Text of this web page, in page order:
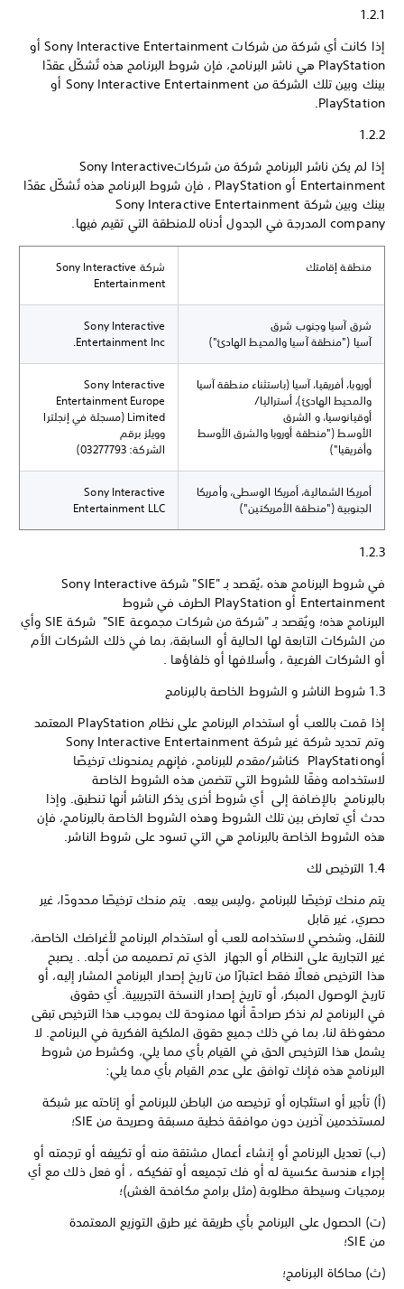
1.2.1
إذا كانت أي شركة من شركات Sony Interactive Entertainment أو
PlayStation هي ناشر البرنامج، فإن شروط البرنامج هذه تُشكّل عقدًا
بينك وبين تلك الشركة من Sony Interactive Entertainment أو
PlayStation.
1.2.2
إذا لم يكن ناشر البرنامج شركة من شركاتSony Interactive
Entertainment أو PlayStation ، فإن شروط البرنامج هذه تُشكّل عقدًا
بينك وبين شركة Sony Interactive Entertainment
company المدرجة في الجدول أدناه للمنطقة التي تقيم فيها.
منطقة إقامتك
شركة Sony Interactive
Entertainment
شرق آسيا وجنوب شرق
آسيا ("منطقة آسيا والمحيط الهادئ")
Sony Interactive
Entertainment Inc.
أوروبا، أفريقيا، آسيا (باستثناء منطقة آسيا
والمحيط الهادئ)، أستراليا/
أوقيانوسيا، و الشرق
الأوسط ("منطقة أوروبا والشرق الأوسط
وأفريقيا")
Sony Interactive
Entertainment Europe
Limited (مسجلة في إنجلترا
وويلز برقم
الشركة: 03277793)
أمريكا الشمالية، أمريكا الوسطى، وأمريكا
الجنوبية ("منطقة الأمريكتين")
Sony Interactive
Entertainment LLC
1.2.3
في شروط البرنامج هذه ،يُقصد بـ "SIE" شركة Sony Interactive
Entertainment أو PlayStation الطرف في شروط
البرنامج هذه؛ ويُقصد بـ "شركة من شركات مجموعة SIE" شركة SIE وأي
من الشركات التابعة لها الحالية أو السابقة، بما في ذلك الشركات الأم
أو الشركات الفرعية ، وأسلافها أو خلفاؤها .
1.3 شروط الناشر و الشروط الخاصة بالبرنامج
إذا قمت باللعب أو استخدام البرنامج على نظام PlayStation المعتمد
وتم تحديد شركة غير شركة Sony Interactive Entertainment
أوPlayStation كناشر/مقدم للبرنامج، فإنهم يمنحونك ترخيصًا
لاستخدامه وفقًا للشروط التي تتضمن هذه الشروط الخاصة
بالبرنامج بالإضافة إلى أي شروط أخرى يذكر الناشر أنها تنطبق. وإذا
حدث أي تعارض بين تلك الشروط وهذه الشروط الخاصة بالبرنامج، فإن
هذه الشروط الخاصة بالبرنامج هي التي تسود على شروط الناشر.
1.4 الترخيص لك
يتم منحك ترخيصًا للبرنامج ،وليس بيعه. يتم منحك ترخيصًا محدودًا، غير
حصري، غير قابل
للنقل، وشخصي لاستخدامه للعب أو استخدام البرنامج لأغراضك الخاصة،
غير التجارية على النظام أو الجهاز الذي تم تصميمه من أجله. . يصبح
هذا الترخيص فعالًا فقط اعتبارًا من تاريخ إصدار البرنامج المشار إليه، أو
تاريخ الوصول المبكر، أو تاريخ إصدار النسخة التجريبية. أي حقوق
في البرنامج لم نذكر صراحةً أنها ممنوحة لك بموجب هذا الترخيص تبقى
محفوظة لنا، بما في ذلك جميع حقوق الملكية الفكرية في البرنامج. لا
يشمل هذا الترخيص الحق في القيام بأي مما يلي، وكشرط من شروط
البرنامج هذه فإنك توافق على عدم القيام بأي مما يلي:
(أ) تأجير أو استئجاره أو ترخيصه من الباطن للبرنامج أو إتاحته عبر شبكة
لمستخدمين آخرين دون موافقة خطية مسبقة وصريحة من SIE؛
(ب) تعديل البرنامج أو إنشاء أعمال مشتقة منه أو تكييفه أو ترجمته أو
إجراء هندسة عكسية له أو فك تجميعه أو تفكيكه ، أو فعل ذلك مع أي
برمجيات وسيطة مطلوبة (مثل برامج مكافحة الغش)؛
(ت) الحصول على البرنامج بأي طريقة غير طرق التوزيع المعتمدة
من SIE؛
(ث) محاكاة البرنامج؛